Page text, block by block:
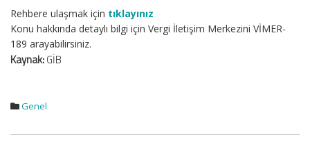
Rehbere ulaşmak için tıklayınız
Konu hakkında detaylı bilgi için Vergi İletişim Merkezini VİMER-
189 arayabilirsiniz.
Kaynak:GİB
Genel